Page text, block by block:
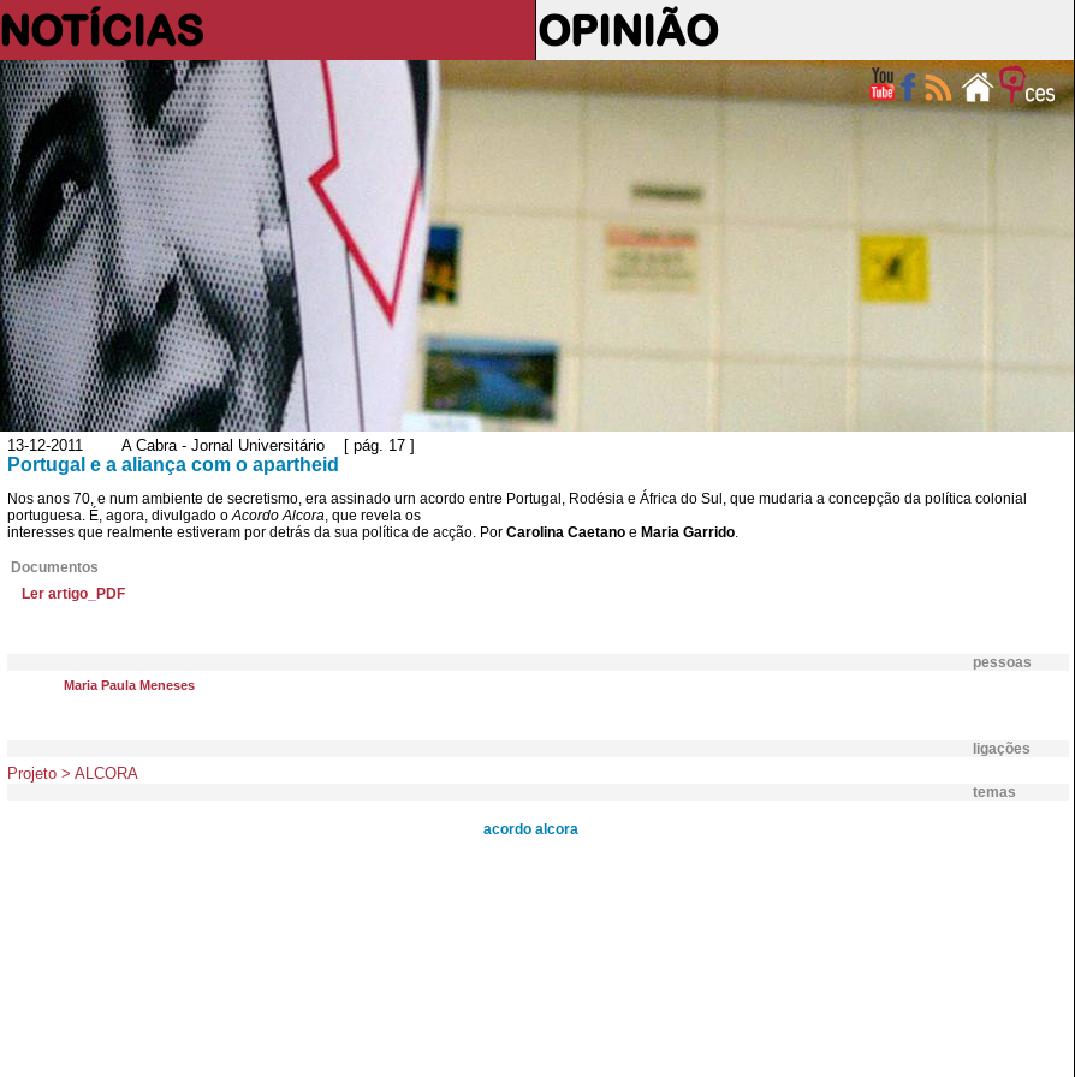
NOTÍCIAS OPINIÃO
13-12-2011 A Cabra - Jornal Universitário [ pág. 17 ]
Portugal e a aliança com o apartheid
Nos anos 70, e num ambiente de secretismo, era assinado urn acordo entre Portugal, Rodésia e África do Sul, que mudaria a concepção da política colonial
portuguesa. É, agora, divulgado oAcordo Alcora, que revela os
interesses que realmente estiveram por detrás da sua política de acção. Por Carolina Caetano e Maria Garrido.
Documentos
Ler artigo_PDF
pessoas
Maria Paula Meneses
ligações
Projeto > ALCORA
temas
acordo alcora